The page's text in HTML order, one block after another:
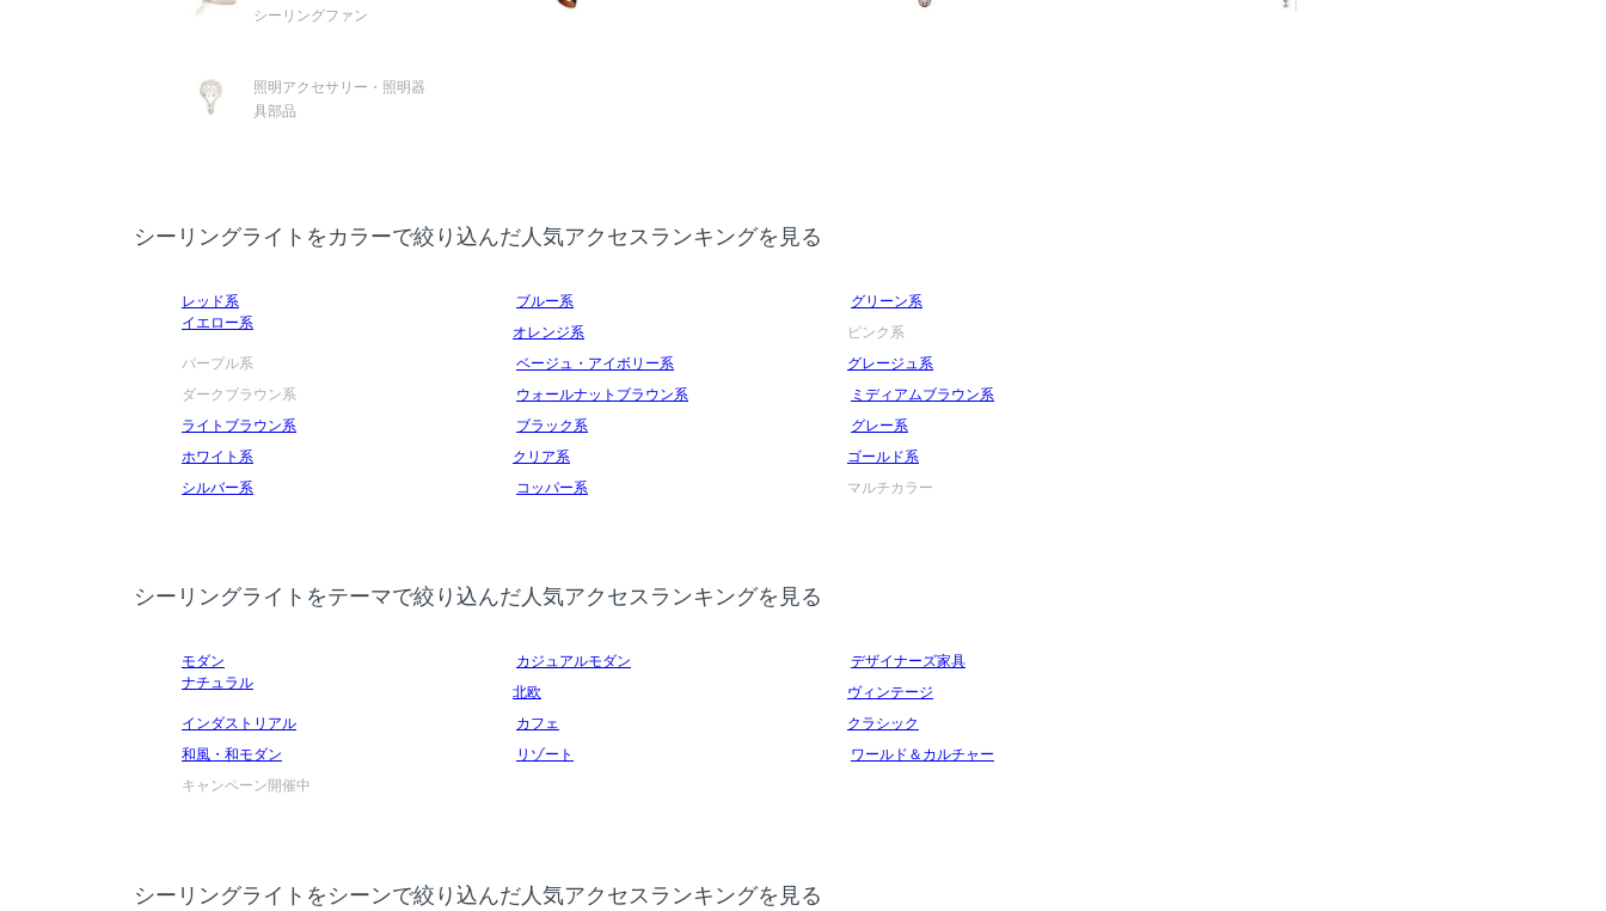
シーリングファン
照明アクセサリー・照明器
具部品
シーリングライトをカラーで絞り込んだ人気アクセスランキングを見る
レッド系 ブルー系
グリーン系
イエロー系
オレンジ系
ピンク系
パープル系
ベージュ・アイボリー系
グレージュ系
ダークブラウン系
ウォールナットブラウン系
ミディアムブラウン系
ライトブラウン系
ブラック系
グレー系
ホワイト系
クリア系
ゴールド系
シルバー系
コッパー系 マルチカラー
シーリングライトをテーマで絞り込んだ人気アクセスランキングを見る
モダン カジュアルモダン
デザイナーズ家具
ナチュラル
北欧
ヴィンテージ
インダストリアル
カフェ
クラシック
和風・和モダン
リゾート
ワールド＆カルチャー
キャンペーン開催中
シーリングライトをシーンで絞り込んだ人気アクセスランキングを見る